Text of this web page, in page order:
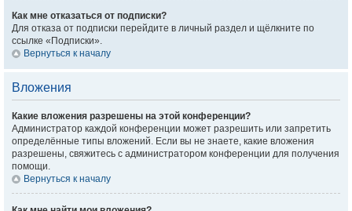
Как мне отказаться от подписки?
Для отказа от подписки перейдите в личный раздел и щёлкните по
ссылке «Подписки».
Вернуться к началу
Вложения
Какие вложения разрешены на этой конференции?
Администратор каждой конференции может разрешить или запретить
определённые типы вложений. Если вы не знаете, какие вложения
разрешены, свяжитесь с администратором конференции для получения
помощи.
Вернуться к началу